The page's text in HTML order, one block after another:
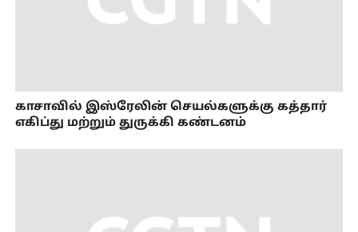
காசாவில் இஸ்ரேலின் செயல்களுக்கு கத்தார்
எகிப்து மற்றும் துருக்கி கண்டனம்